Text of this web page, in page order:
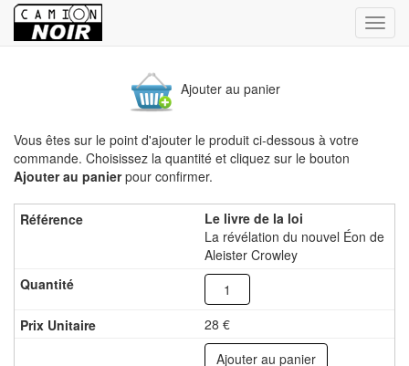
la
Ajouter au panier
Vous êtes sur le point d'ajouter le produit ci-dessous à votre
commande. Choisissez la quantité et cliquez sur le bouton
Ajouter au panierpour confirmer.
Le livre de la loi
La révélation du nouvel Éon de
Aleister Crowley
28 €